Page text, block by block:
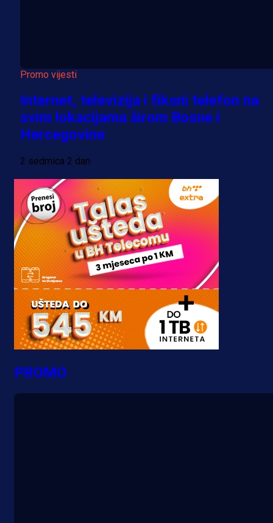
Promo vijesti
Internet, televizija i fiksni telefon na
svim lokacijama širom Bosne i
Hercegovine
2 sedmica 2 dan
PROMO